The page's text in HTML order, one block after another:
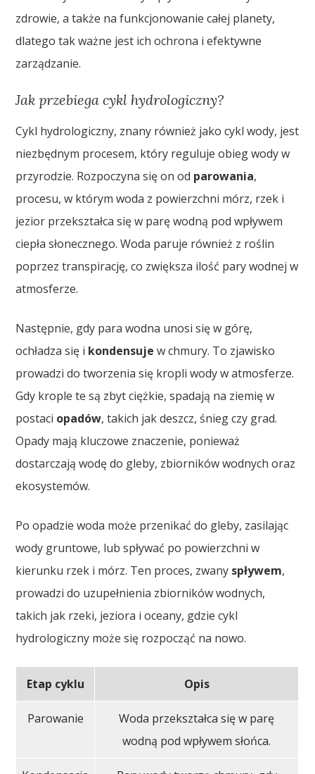
zdrowie, a także na funkcjonowanie całej planety,
dlatego tak ważne jest ich ochrona i efektywne
zarządzanie.
Jak przebiega cykl hydrologiczny?
Cykl hydrologiczny, znany również jako cykl wody, jest
niezbędnym procesem, który reguluje obieg wody w
przyrodzie. Rozpoczyna się on od parowania,
procesu, w którym woda z powierzchni mórz, rzek i
jezior przekształca się w parę wodną pod wpływem
ciepła słonecznego. Woda paruje również z roślin
poprzez transpirację, co zwiększa ilość pary wodnej w
atmosferze.
Następnie, gdy para wodna unosi się w górę,
ochładza się i kondensuje w chmury. To zjawisko
prowadzi do tworzenia się kropli wody w atmosferze.
Gdy krople te są zbyt ciężkie, spadają na ziemię w
postaci opadów, takich jak deszcz, śnieg czy grad.
Opady mają kluczowe znaczenie, ponieważ
dostarczają wodę do gleby, zbiorników wodnych oraz
ekosystemów.
Po opadzie woda może przenikać do gleby, zasilając
wody gruntowe, lub spływać po powierzchni w
kierunku rzek i mórz. Ten proces, zwany spływem,
prowadzi do uzupełnienia zbiorników wodnych,
takich jak rzeki, jeziora i oceany, gdzie cykl
hydrologiczny może się rozpocząć na nowo.
Etap cyklu Opis
Parowanie
Woda przekształca się w parę
wodną pod wpływem słońca.